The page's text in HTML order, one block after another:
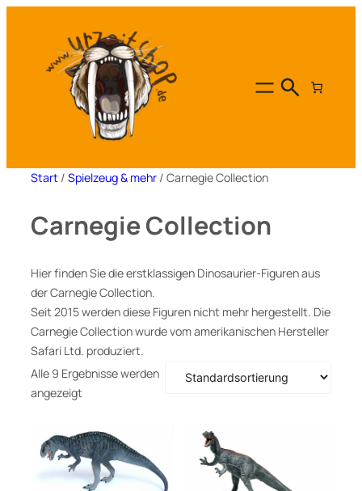
Start / Spielzeug & mehr / Carnegie Collection
Carnegie Collection
Hier finden Sie die erstklassigen Dinosaurier-Figuren aus
der Carnegie Collection.
Seit 2015 werden diese Figuren nicht mehr hergestellt. Die
Carnegie Collection wurde vom amerikanischen Hersteller
Safari Ltd. produziert.
Alle 9 Ergebnisse werden
angezeigt